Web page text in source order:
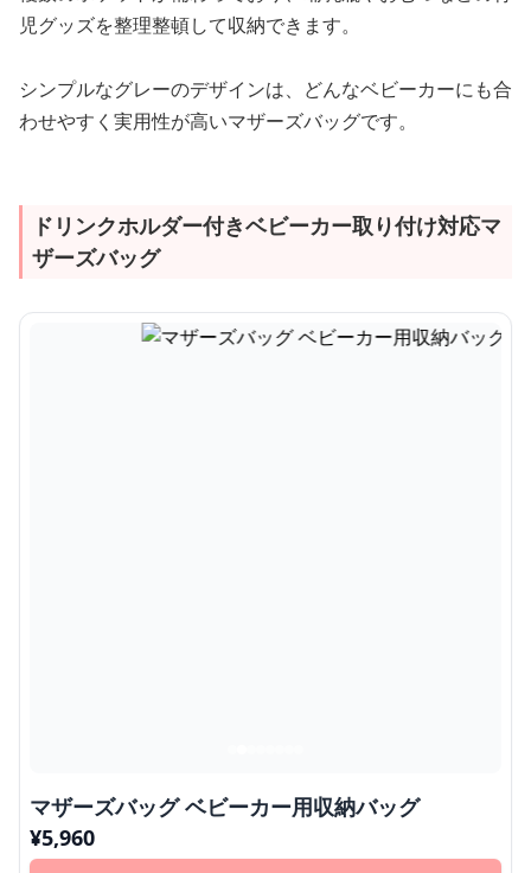
児グッズを整理整頓して収納できます。
シンプルなグレーのデザインは、どんなベビーカーにも合
わせやすく実用性が高いマザーズバッグです。
ドリンクホルダー付きベビーカー取り付け対応マ
ザーズバッグ
マザーズバッグ ベビーカー用収納バッグ
¥5,960